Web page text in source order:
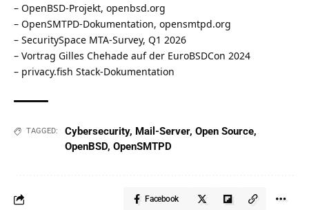
– OpenBSD-Projekt, openbsd.org
– OpenSMTPD-Dokumentation, opensmtpd.org
– SecuritySpace MTA-Survey, Q1 2026
– Vortrag Gilles Chehade auf der EuroBSDCon 2024
– privacy.fish Stack-Dokumentation
TAGGED: Cybersecurity, Mail-Server, Open Source,
OpenBSD, OpenSMTPD
Facebook